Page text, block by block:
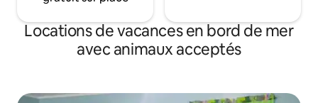
Locations de vacances en bord de mer
avec animaux acceptés